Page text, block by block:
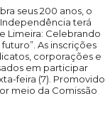
seus 200 anos, o
terá
Limeira: Celebrando
As inscrições
corporações e
em participar
feira (7). Promovido
meio da Comissão